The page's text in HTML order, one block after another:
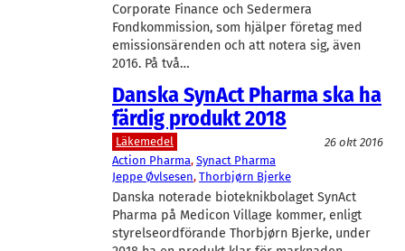
Corporate Finance och Sedermera
Fondkommission, som hjälper företag med
emissionsärenden och att notera sig, även
2016. På två…
Danska SynAct Pharma ska ha
färdig produkt 2018
Läkemedel
26 okt 2016
Action Pharma, Synact Pharma
Jeppe Øvlsesen, Thorbjørn Bjerke
Danska noterade bioteknikbolaget SynAct
Pharma på Medicon Village kommer, enligt
styrelseordförande Thorbjørn Bjerke, under